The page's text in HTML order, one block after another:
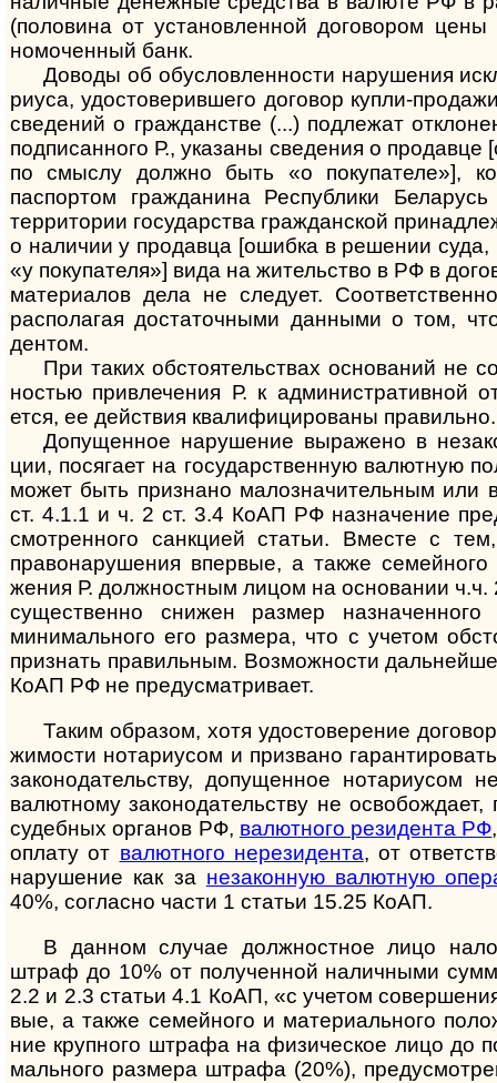
(поло­вина от уста­нов­лен­ной дого­вором
номо­чен­ный банк.
Доводы об обусловленности нарушения
ри­уса, удосто­верив­шего дого­вор купли-­
све­дений о граж­данстве (...) под­лежат
подпи­санного Р., ука­заны све­дения о
по смыслу должно быть «о поку­пателе»],
паспор­том гражда­нина Рес­пуб­лики
терри­тории госу­дарства граж­дан­ской
о нали­чии у про­давца [ошибка в реше­нии
«у поку­па­теля»] вида на житель­ство в РФ в
матери­алов дела не сле­дует.
распо­лагая доста­точ­ными дан­ными о том,
дентом.
При таких обстоятельствах оснований не
но­стью при­вле­чения Р. к адми­нист­ратив­ной
ется, ее дейст­вия квали­фициро­ваны пра­вильно.
Допущенное нарушение выражено в
ции, пося­гает на госу­дарст­вен­ную валют­ную
может быть приз­нано мало­значи­тель­ным или
ст. 4.1.1 и ч. 2 ст. 3.4 КоАП РФ назна­чение
смот­рен­ного санк­цией ста­тьи. Вме­сте с
право­нару­шения впер­вые, а также
жения Р. долж­ност­ным лицом на осно­вании
сущест­венно сни­жен раз­мер
минима­льного его раз­мера, что с уче­том
приз­нать прави­льным. Возмож­ности
КоАП РФ не преду­смат­ривает.
Таким образом, хотя удостоверение
жи­мо­сти нота­риу­сом и приз­вано
законо­датель­ству, допу­щенное нотари­усом
валют­ному законо­датель­ству не
судеб­ных орга­нов РФ, валют­ного рези­дента РФ
оплату от валют­ного нерези­дента, от
нару­шение как за неза­кон­ную валют­ную
40%, согла­сно части 1 ста­тьи 15.25 КоАП.
В данном случае должностное лицо
штраф до 10% от полу­чен­ной налич­ными
2.2 и 2.3 ста­тьи 4.1 КоАП, «с уче­том
вые, а также семей­ного и мате­риаль­ного
ние круп­ного штрафа на физи­ческое лицо до
маль­ного раз­мера штрафа (20%),